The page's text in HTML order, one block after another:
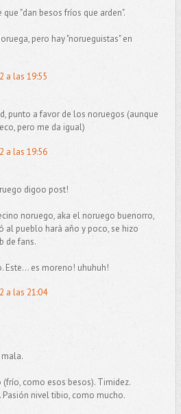
"dan besos fríos que arden".
pero hay "norueguistas" en
a las 19:55
punto a favor de los noruegos (aunque
pero me da igual)
a las 19:56
digoo post!
noruego, aka el noruego buenorro,
al pueblo hará año y poco, se hizo
de fans.
Este... es moreno! uhuhuh!
a las 21:04
(frío, como esos besos). Timidez.
nivel tibio, como mucho.